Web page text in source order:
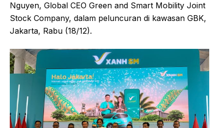
Nguyen, Global CEO Green and Smart Mobility Joint
Stock Company, dalam peluncuran di kawasan GBK,
Jakarta, Rabu (18/12).